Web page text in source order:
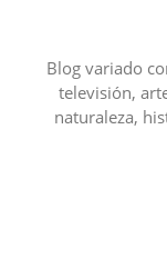
contenidoBlog variado
televisión,
naturaleza,